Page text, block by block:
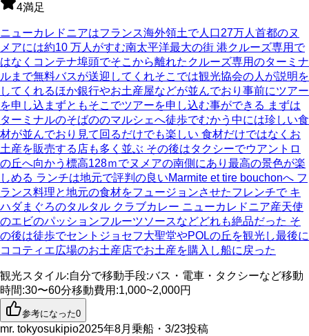
4満足
ニューカレドニアはフランス海外領土で人口27万人首都のヌ
メアには約10 万人がすむ南太平洋最大の街 港クルーズ専用で
はなくコンテナ埠頭でそこから離れたクルーズ専用のターミナ
ルまで無料バスが送迎してくれそこでは観光協会の人が説明を
してくれるほか銀行やお土産屋などが並んでおり事前にツアー
を申し込まずともそこでツアーを申し込む事ができる まずは
ターミナルのそばののマルシェへ徒歩でむかう中には珍しい食
材が並んでおり見て回るだけでも楽しい 食材だけではなくお
土産を販売する店も多く並ぶ その後はタクシーでウアントロ
の丘へ向かう標高128ｍでヌメアの南側にあり最高の景色が楽
しめる ランチは地元で評判の良いMarmite et tire bouchonへ フ
ランス料理と地元の食材をフュージョンさせたフレンチで キ
ハダまぐろのタルタル クラブカレー ニューカレドニア産天使
のエビのパッションフルーツソースなどどれも絶品だった そ
の後は徒歩でセントジョセフ大聖堂やPOLの丘を観光し最後に
ココティエ広場のお土産店でお土産を購入し船に戻った
観光スタイル:自分で移動手段:バス・電車・タクシーなど移動
時間:30〜60分移動費用 :1,000~2,000円
参考になった0
mr. tokyosukipio2025年8月乗船・3/23投稿